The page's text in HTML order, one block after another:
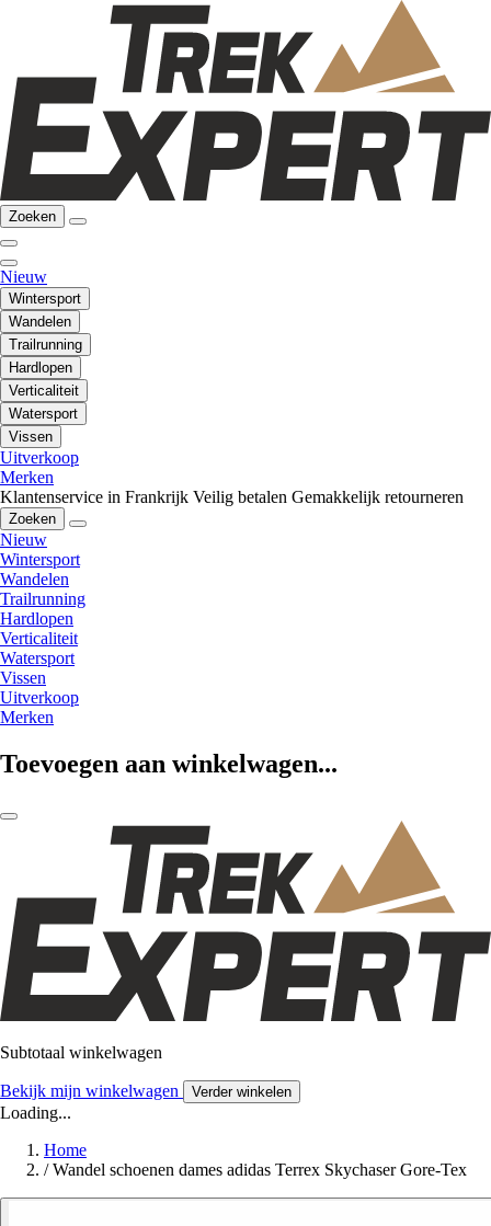
Zoeken
Nieuw
Wintersport
Wandelen
Trailrunning
Hardlopen
Verticaliteit
Watersport
Vissen
Uitverkoop
Merken
Klantenservice in Frankrijk Veilig betalen Gemakkelijk retourneren
Zoeken
Nieuw
Wintersport
Wandelen
Trailrunning
Hardlopen
Verticaliteit
Watersport
Vissen
Uitverkoop
Merken
Toevoegen aan winkelwagen...
Subtotaal winkelwagen
Bekijk mijn winkelwagen Verder winkelen
Loading...
Home
/ Wandel schoenen dames adidas Terrex Skychaser Gore-Tex